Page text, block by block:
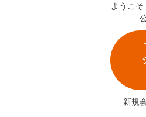
ようこ
新規